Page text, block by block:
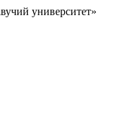
университет»